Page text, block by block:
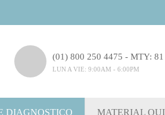
(01) 800 250 4475 - MTY: 81
LUN A VIE: 9:00AM - 6:00PM
DIAGNOSTICO MATERIAL